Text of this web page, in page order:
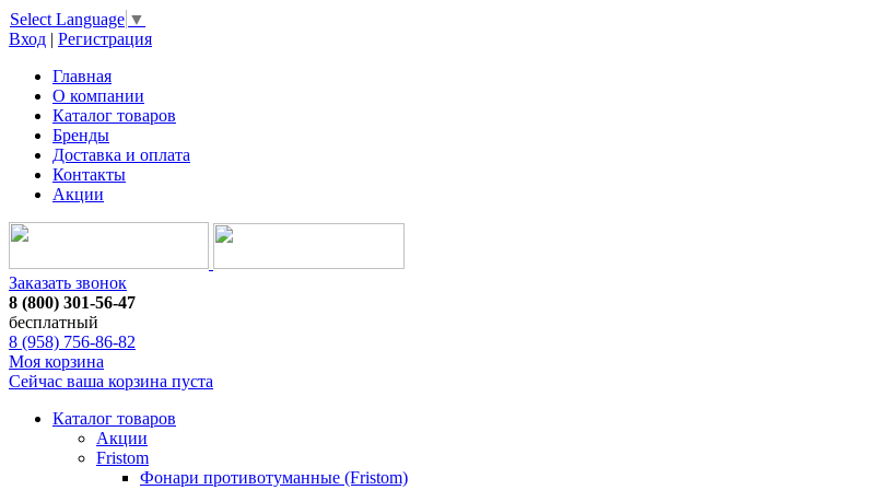
Select Language ▼
Вход | Регистрация
Главная
О компании
Каталог товаров
Бренды
Доставка и оплата
Контакты
Акции
Заказать звонок
8 (800) 301-56-47
бесплатный
8 (958) 756-86-82
Моя корзина
Сейчас ваша корзина пуста
Каталог товаров
Акции
Fristom
Фонари противотуманные (Fristom)